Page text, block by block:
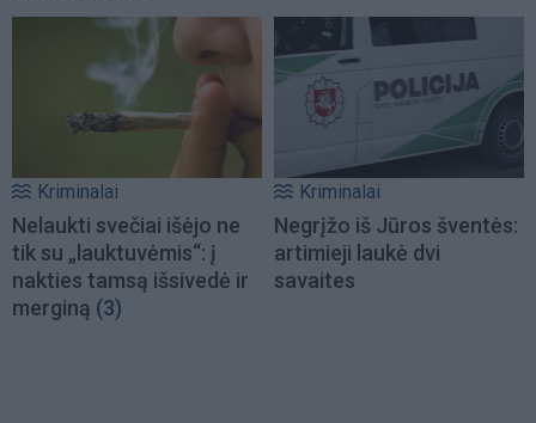
Kriminalai
Nelaukti svečiai išėjo ne
tik su „lauktuvėmis“: į
nakties tamsą išsivedė ir
merginą (3)
Kriminalai
Negrįžo iš Jūros šventės:
artimieji laukė dvi
savaites